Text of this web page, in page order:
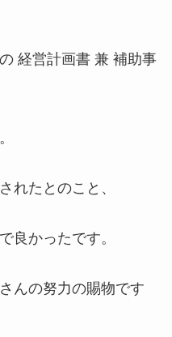
経営計画書 兼 補助事
れたとのこと、
良かったです。
んの努力の賜物です